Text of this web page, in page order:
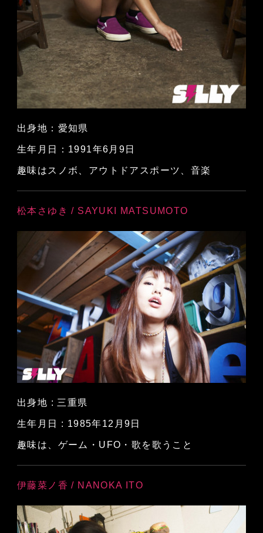
出身地：愛知県
生年月日：1991年6月9日
趣味はスノボ、アウトドアスポーツ、音楽
松本さゆき / SAYUKI MATSUMOTO
出身地 : 三重県
生年月日 : 1985年12月9日
趣味は、ゲーム・UFO・歌を歌うこと
伊藤菜ノ香 / NANOKA ITO